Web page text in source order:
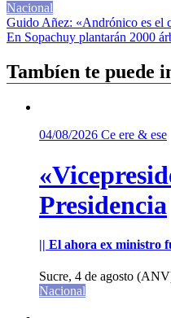
Nacional
Navegación
de
entradas
Guido Añez: «Andrónico es el
En Sopachuy plantarán 2000
Tambíen te puede
04/08/2026 Ce ere & ese
Presidencia
|| El ahora ex ministro
Sucre, 4 de agosto
Nacional